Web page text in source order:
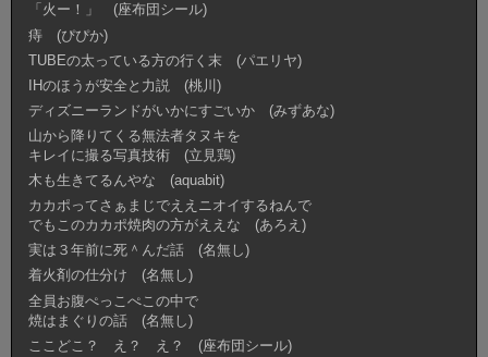
「火ー！」 (座布団シール)
痔 (ぴぴか)
TUBEの太っている方の行く末 (パエリヤ)
IHのほうが安全と力説 (桃川)
ディズニーランドがいかにすごいか (みずあな)
山から降りてくる無法者タヌキを
キレイに撮る写真技術 (立見鶏)
木も生きてるんやな (aquabit)
カカポってさぁまじでええニオイするねんで
でもこのカカポ焼肉の方がええな (あろえ)
実は３年前に死＾んだ話 (名無し)
着火剤の仕分け (名無し)
全員お腹ぺっこぺこの中で
焼はまぐりの話 (名無し)
ここどこ？ え？ え？ (座布団シール)